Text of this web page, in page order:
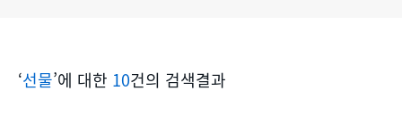
색
‘선물’에 대한 10건의 검색결과